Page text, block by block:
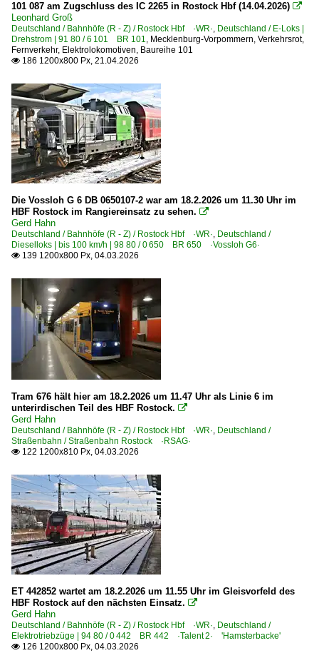
Bahndienstfahrzeuge
BR 719.2 | LIMEZ III Lichtraummesszug
Zweiwegefahrzeuge
Bahndienstfahrzeuge | Triebfahrzeuge
1 218 BR 218
Bahntechnische Anlagen und Kunstbauten
Lichtsignale
Dampfloks
BR 18.2 · 02 0201 ·DR-Reko-Schnellfahrlok·
BR 78.0-5 DB 078 · DR 78.1 preuß. T18
Dieselloks | 92 80
1 212 BR 212 DB V 100.20
1 218 BR 218
1 228 BR 228 · DR 118 DR V 180
1 229 BR 229 · DR 229 Umbau Krupp
1 232 BR 232 DR 132 · DR 130.1 'Ludmilla'
1 293 BR 293 DR V 100
Dieselloks | bis 100 km/h | 98 80
0 650 BR 650 ·Vossloh G6·
3 345 · 3 346 BR 345 · BR 346 DR 105 · DR 106 DR V 60
3 362 BR 362 remotorisierte DB 260
3 363 BR 363 ·DB V 60· remot. DB 261
3 423 ·KHD DG 1200 BBM·
1999
2000
2002
2005
2007
2008
2009
2010
2010
2011
2012
2013
2014
2015
2016
2017
2019
2020
2021
2022
2023
2025
2026
101 087 am Zugschluss des IC 2265 in Rostock Hbf (14.04.2026) 
Leonhard Groß
Deutschland / Bahnhöfe (R - Z) / Rostock Hbf ·WR·, Deutschland / E-Loks |
Drehstrom | 91 80 / 6 101 BR 101, Mecklenburg-Vorpommern, Verkehrsrot,
Fernverkehr, Elektrolokomotiven, Baureihe 101
 186 1200x800 Px, 21.04.2026
Die Vossloh G 6 DB 0650107-2 war am 18.2.2026 um 11.30 Uhr im
HBF Rostock im Rangiereinsatz zu sehen. 
Gerd Hahn
Deutschland / Bahnhöfe (R - Z) / Rostock Hbf ·WR·, Deutschland /
Dieselloks | bis 100 km/h | 98 80 / 0 650 BR 650 ·Vossloh G6·
 139 1200x800 Px, 04.03.2026
Tram 676 hält hier am 18.2.2026 um 11.47 Uhr als Linie 6 im
unterirdischen Teil des HBF Rostock. 
Gerd Hahn
Deutschland / Bahnhöfe (R - Z) / Rostock Hbf ·WR·, Deutschland /
Straßenbahn / Straßenbahn Rostock ·RSAG·
 122 1200x810 Px, 04.03.2026
ET 442852 wartet am 18.2.2026 um 11.55 Uhr im Gleisvorfeld des
HBF Rostock auf den nächsten Einsatz. 
Gerd Hahn
Deutschland / Bahnhöfe (R - Z) / Rostock Hbf ·WR·, Deutschland /
Elektrotriebzüge | 94 80 / 0 442 BR 442 ·Talent 2· 'Hamsterbacke'
 126 1200x800 Px, 04.03.2026